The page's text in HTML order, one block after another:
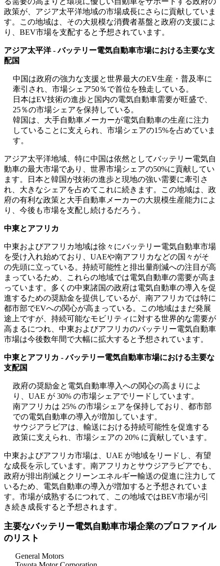
政策が、アジア太平洋地域の市場成長にさらに貢献していま
す。この地域は、その大規模な消費者基盤と政府の支援によ
り、BEV市場を支配すると予想されています。
アジア太平洋 - バッテリー電気自動車市場における主要な支
配国
中国は政府の強力な支援と世界最大のEV生産・普及率に
牽引され、市場シェア50％で首位を独走している。
日本はEV技術の進歩と国内の電気自動車需要が旺盛で、
25％の市場シェアを保持している。
韓国は、大手自動車メーカーが電気自動車の生産に注力
していることに支えられ、市場シェアの15%を占めていま
す。
アジア太平洋地域、特に中国は依然としてバッテリー電気自
動車の最大市場であり、世界市場シェアの50%に貢献してい
ます。日本と韓国が技術の進歩と現地の強い需要に牽引さ
れ、大きなシェアを占めてこれに続きます。この地域は、政
府の有利な政策と大手自動車メーカーの大規模生産能力によ
り、今後も市場を支配し続けるだろう。
中東とアフリカ
中東およびアフリカ地域は徐々にバッテリー電気自動車市場
を受け入れ始めており、UAEや南アフリカなどの国々がそ
の先頭に立っている。持続可能性と排出量削減への注目が高
まっているため、これらの地域では電気自動車の需要が高ま
っています。多くの中東諸国の政府は電気自動車の導入を促
進するための奨励金を提供しているが、南アフリカでは特に
都市部でEVへの関心が高まっている。この地域はまだ発展
途上ですが、持続可能なモビリティに対する世界的な需要が
高まるにつれ、中東およびアフリカのバッテリー電気自動車
市場は今後数年間で大幅に拡大すると予想されています。
中東とアフリカ - バッテリー電気自動車市場における主要な
支配国
政府の奨励金と電気自動車導入への関心の高まりによ
り、UAE が 30% の市場シェアでリードしています。
南アフリカは 25% の市場シェアを保持しており、都市部
での電気自動車の導入が増加しています。
サウジアラビアは、輸送における持続可能性を促進する
政策に支えられ、市場シェアの 20% に貢献しています。
中東およびアフリカ市場は、UAE が地域をリードし、有望
な成長を示しています。南アフリカとサウジアラビアでも、
政府が排出削減とクリーンエネルギー輸送の促進に注力して
いるため、電気自動車の導入が増加すると予想されていま
す。市場が成熟するにつれて、この地域ではBEV市場が引
き続き成長すると予想されます。
主要なバッテリー電気自動車市場企業のプロファイル
のリスト
General Motors